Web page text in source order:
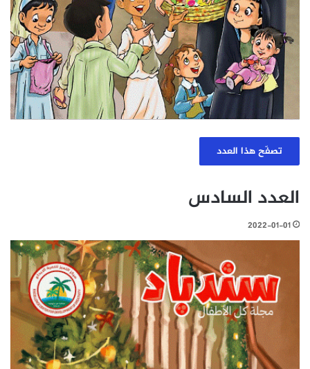
تصفّح هذا العدد
العدد السادس
2022-01-01